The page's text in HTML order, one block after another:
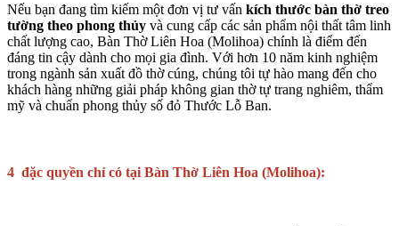
Nếu bạn đang tìm kiếm một đơn vị tư vấn kích thước bàn thờ treo
tường theo phong thủy và cung cấp các sản phẩm nội thất tâm linh
chất lượng cao, Bàn Thờ Liên Hoa (Molihoa) chính là điểm đến
đáng tin cậy dành cho mọi gia đình. Với hơn 10 năm kinh nghiệm
trong ngành sản xuất đồ thờ cúng, chúng tôi tự hào mang đến cho
khách hàng những giải pháp không gian thờ tự trang nghiêm, thẩm
mỹ và chuẩn phong thủy số đỏ Thước Lỗ Ban.
4 đặc quyền chỉ có tại Bàn Thờ Liên Hoa (Molihoa):